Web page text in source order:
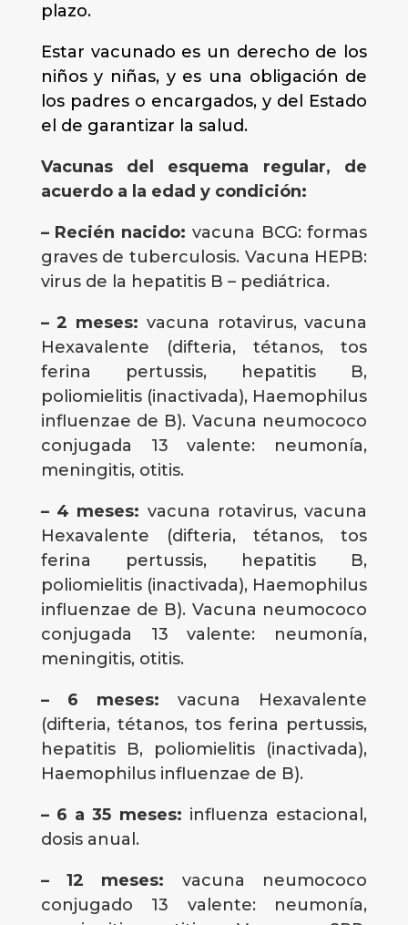
plazo.
Estar vacunado es un derecho de los
niños y niñas, y es una obligación de
los padres o encargados, y del Estado
el de garantizar la salud.
Vacunas del esquema regular, de
acuerdo a la edad y condición:
– Recién nacido: vacuna BCG: formas
graves de tuberculosis. Vacuna HEPB:
virus de la hepatitis B – pediátrica.
– 2 meses: vacuna rotavirus, vacuna
Hexavalente (difteria, tétanos, tos
ferina pertussis, hepatitis B,
poliomielitis (inactivada), Haemophilus
influenzae de B). Vacuna neumococo
conjugada 13 valente: neumonía,
meningitis, otitis.
– 4 meses: vacuna rotavirus, vacuna
Hexavalente (difteria, tétanos, tos
ferina pertussis, hepatitis B,
poliomielitis (inactivada), Haemophilus
influenzae de B). Vacuna neumococo
conjugada 13 valente: neumonía,
meningitis, otitis.
– 6 meses:vacuna Hexavalente
(difteria, tétanos, tos ferina pertussis,
hepatitis B, poliomielitis (inactivada),
Haemophilus influenzae de B).
– 6 a 35 meses: influenza estacional,
dosis anual.
– 12 meses: vacuna neumococo
conjugado 13 valente: neumonía,